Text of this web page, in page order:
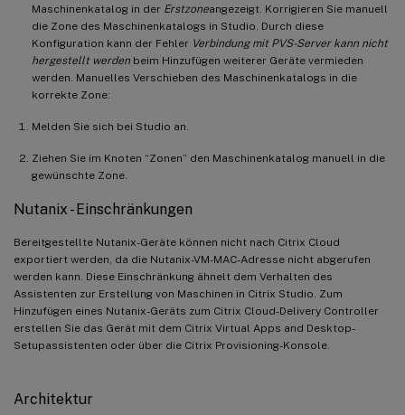
Maschinenkatalog in der Erstzoneangezeigt. Korrigieren Sie manuell
die Zone des Maschinenkatalogs in Studio. Durch diese
Konfiguration kann der Fehler Verbindung mit PVS-Server kann nicht
hergestellt werden beim Hinzufügen weiterer Geräte vermieden
werden. Manuelles Verschieben des Maschinenkatalogs in die
korrekte Zone:
Melden Sie sich bei Studio an.
Ziehen Sie im Knoten “Zonen” den Maschinenkatalog manuell in die
gewünschte Zone.
Nutanix - Einschränkungen
Bereitgestellte Nutanix-Geräte können nicht nach Citrix Cloud
exportiert werden, da die Nutanix-VM-MAC-Adresse nicht abgerufen
werden kann. Diese Einschränkung ähnelt dem Verhalten des
Assistenten zur Erstellung von Maschinen in Citrix Studio. Zum
Hinzufügen eines Nutanix-Geräts zum Citrix Cloud-Delivery Controller
erstellen Sie das Gerät mit dem Citrix Virtual Apps and Desktop-
Setupassistenten oder über die Citrix Provisioning-Konsole.
Architektur